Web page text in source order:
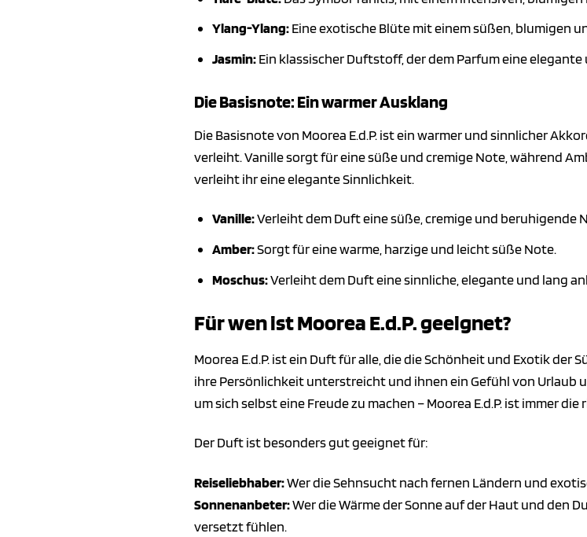
Ylang-Ylang:Eine exotische Blüte mit einem süßen, blumigen
Jasmin:Ein klassischer Duftstoff, der dem Parfum eine
Die Basisnote: Ein warmer Ausklang
Die Basisnote von Moorea E.d.P. ist ein warmer und sinnlicher
verleiht. Vanille sorgt für eine süße und cremige Note, während
verleiht ihr eine elegante Sinnlichkeit.
Vanille:Verleiht dem Duft eine süße, cremige und beruhigende
Amber:Sorgt für eine warme, harzige und leicht süße Note.
Moschus:Verleiht dem Duft eine sinnliche, elegante und lang
Für wen ist Moorea E.d.P. geeignet?
Moorea E.d.P. ist ein Duft für alle, die die Schönheit und Exotik der
ihre Persönlichkeit unterstreicht und ihnen ein Gefühl von Urlaub
um sich selbst eine Freude zu machen – Moorea E.d.P. ist immer die
Der Duft ist besonders gut geeignet für:
Reiseliebhaber:Wer die Sehnsucht nach fernen Ländern und
Sonnenanbeter:Wer die Wärme der Sonne auf der Haut und den
versetzt fühlen.